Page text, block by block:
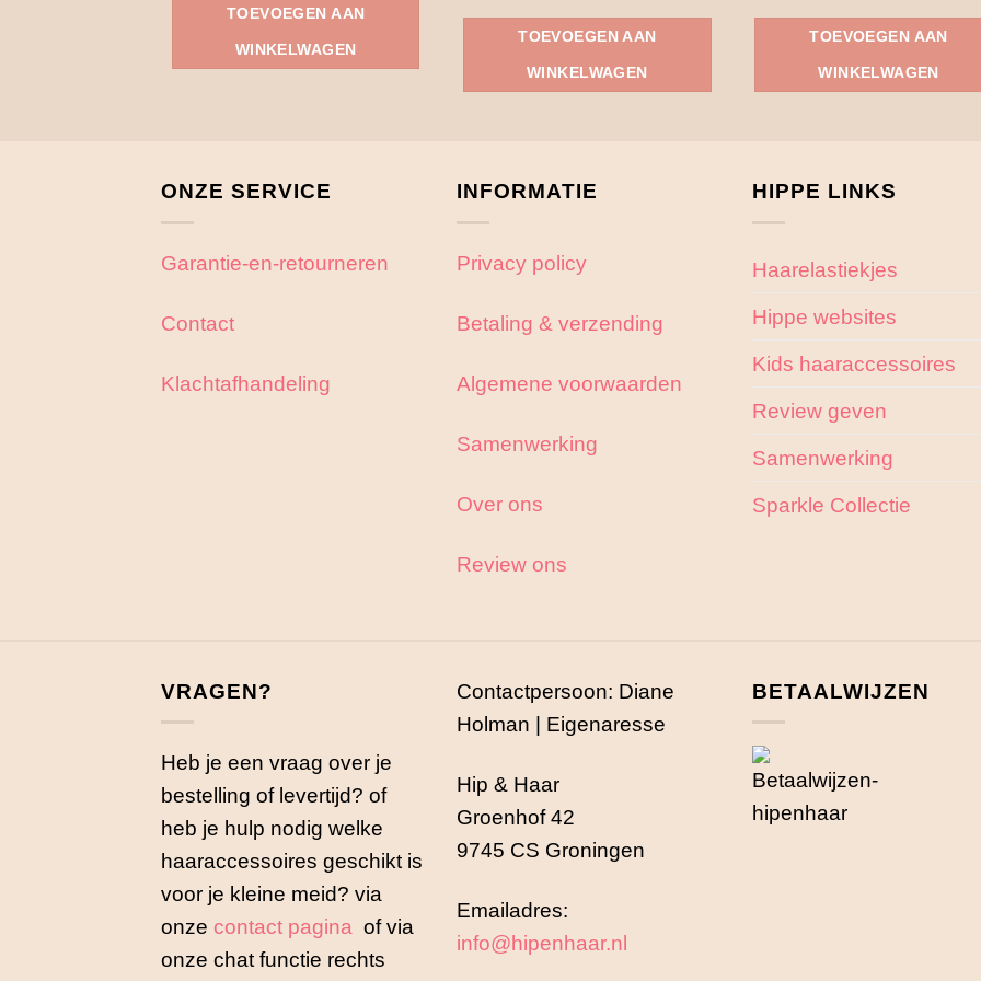
TOEVOEGEN AAN
WINKELWAGEN
TOEVOEGEN AAN
WINKELWAGEN
TOEVOEGEN AAN
WINKELWAGEN
ONZE SERVICE
Garantie-en-retourneren
Contact
Klachtafhandeling
INFORMATIE
Privacy policy
Betaling & verzending
Algemene voorwaarden
Samenwerking
Over ons
Review ons
HIPPE LINKS
Haarelastiekjes
Hippe websites
Kids haaraccessoires
Review geven
Samenwerking
Sparkle Collectie
VRAGEN?
Heb je een vraag over je
bestelling of levertijd? of
heb je hulp nodig welke
haaraccessoires geschikt is
voor je kleine meid? via
onze contact pagina of via
onze chat functie rechts
Contactpersoon: Diane
Holman | Eigenaresse
Hip & Haar
Groenhof 42
9745 CS Groningen
Emailadres:
info@hipenhaar.nl
BETAALWIJZEN